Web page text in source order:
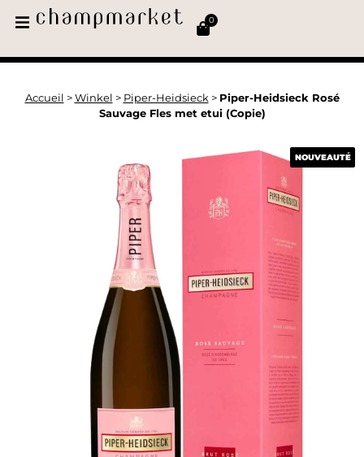
0
Accueil > Winkel > Piper-Heidsieck > Piper-Heidsieck Rosé
Sauvage Fles met etui (Copie)
NOUVEAUTÉ